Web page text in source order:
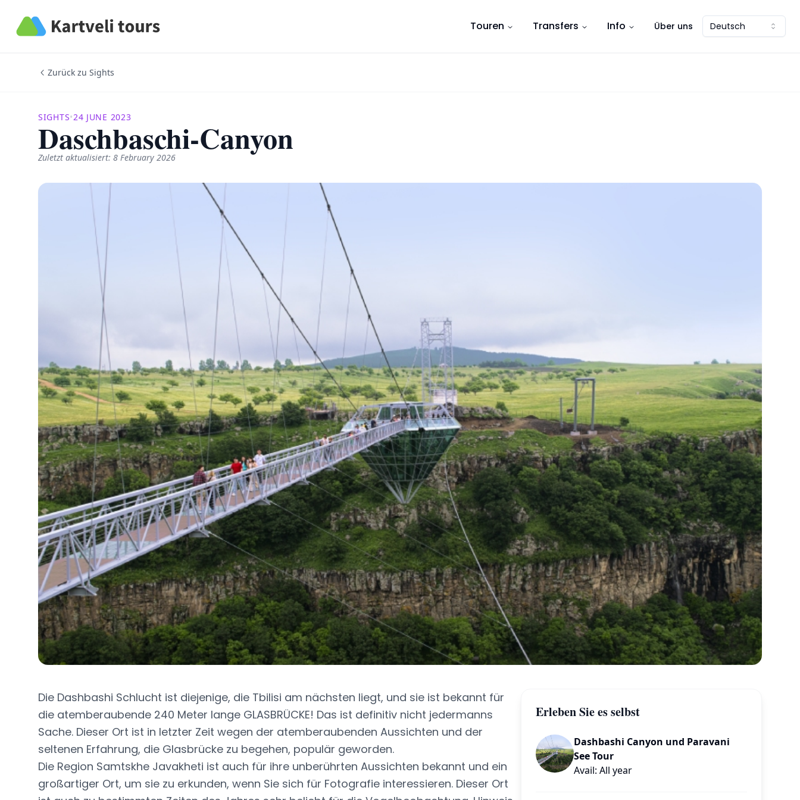
Kartveli Tours Touren Transfers Info Über uns Deutsch
Zurück zu Sights
SIGHTS•24 JUNE 2023
Daschbaschi-Canyon
Zuletzt aktualisiert: 8 February 2026
Die Dashbashi Schlucht ist diejenige, die Tbilisi am nächsten liegt, und sie ist bekannt für
die atemberaubende 240 Meter lange GLASBRÜCKE! Das ist definitiv nicht jedermanns
Sache. Dieser Ort ist in letzter Zeit wegen der atemberaubenden Aussichten und der
seltenen Erfahrung, die Glasbrücke zu begehen, populär geworden.
Die Region Samtskhe Javakheti ist auch für ihre unberührten Aussichten bekannt und ein
großartiger Ort, um sie zu erkunden, wenn Sie sich für Fotografie interessieren. Dieser Ort
Erleben Sie es selbst
Dashbashi Canyon und Paravani
See Tour
Avail: All year